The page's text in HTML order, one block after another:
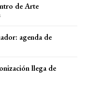
de Arte
agenda de
llega de